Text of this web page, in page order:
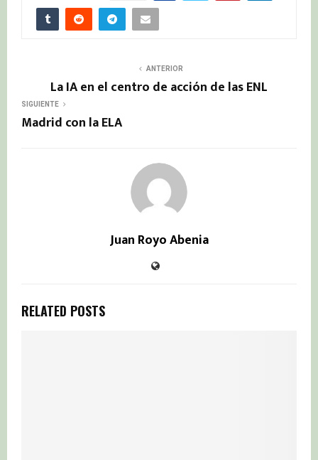
ANTERIOR
La IA en el centro de acción de las ENL
SIGUIENTE
Madrid con la ELA
Juan Royo Abenia
RELATED POSTS